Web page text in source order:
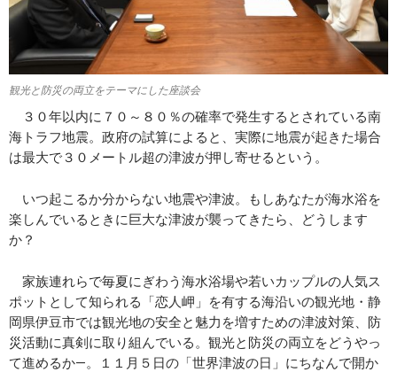
観光と防災の両立をテーマにした座談会
３０年以内に７０～８０％の確率で発生するとされている南
海トラフ地震。政府の試算によると、実際に地震が起きた場合
は最大で３０メートル超の津波が押し寄せるという。
いつ起こるか分からない地震や津波。もしあなたが海水浴を
楽しんでいるときに巨大な津波が襲ってきたら、どうします
か？
家族連れらで毎夏にぎわう海水浴場や若いカップルの人気ス
ポットとして知られる「恋人岬」を有する海沿いの観光地・静
岡県伊豆市では観光地の安全と魅力を増すための津波対策、防
災活動に真剣に取り組んでいる。観光と防災の両立をどうやっ
て進めるか―。１１月５日の「世界津波の日」にちなんで開か